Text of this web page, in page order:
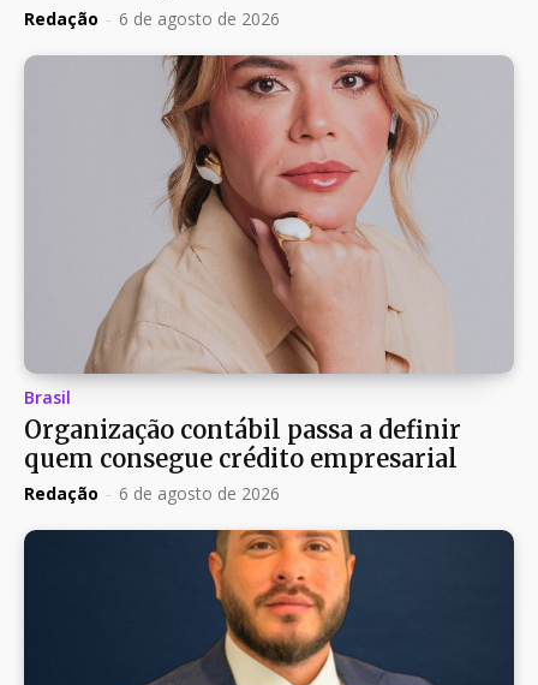
Redação - 6 de agosto de 2026
Brasil
Organização contábil passa a definir
quem consegue crédito empresarial
Redação - 6 de agosto de 2026